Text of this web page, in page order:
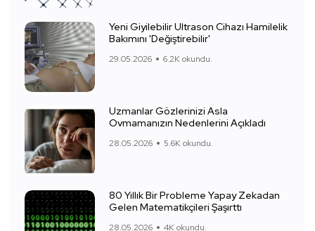
Yeni Giyilebilir Ultrason Cihazı Hamilelik
Bakımını 'Değiştirebilir'
29.05.2026 6.2K okundu.
Uzmanlar Gözlerinizi Asla
Ovmamanızın Nedenlerini Açıkladı
28.05.2026 5.6K okundu.
80 Yıllık Bir Probleme Yapay Zekadan
Gelen Matematikçileri Şaşırttı
28.05.2026 4K okundu.